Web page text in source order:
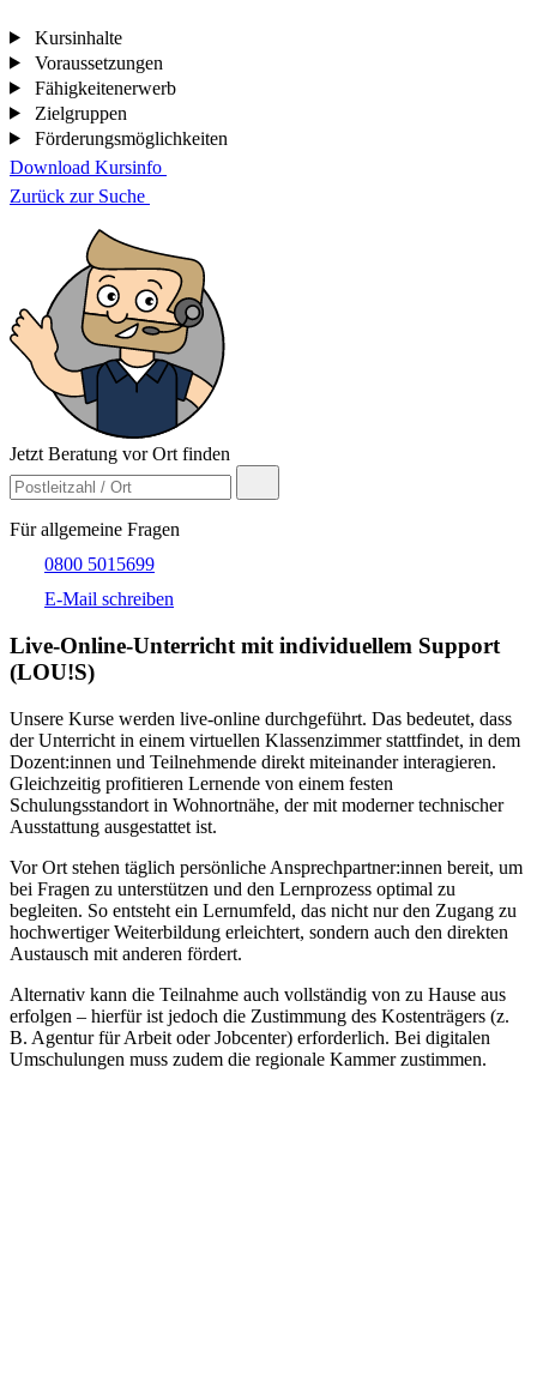
Kursinhalte
Voraussetzungen
Fähigkeitenerwerb
Zielgruppen
Förderungsmöglichkeiten
Download Kursinfo
Zurück zur Suche
Jetzt Beratung vor Ort finden
Für allgemeine Fragen
0800 5015699
E-Mail schreiben
Live-​Online-Unterricht mit individuellem Support
(LOU!S)
Unsere Kurse werden live-online durchgeführt. Das bedeutet, dass
der Unterricht in einem virtuellen Klassenzimmer stattfindet, in dem
Dozent:innen und Teilnehmende direkt miteinander interagieren.
Gleichzeitig profitieren Lernende von einem festen
Schulungsstandort in Wohnortnähe, der mit moderner technischer
Ausstattung ausgestattet ist.
Vor Ort stehen täglich persönliche Ansprechpartner:innen bereit, um
bei Fragen zu unterstützen und den Lernprozess optimal zu
begleiten. So entsteht ein Lernumfeld, das nicht nur den Zugang zu
hochwertiger Weiterbildung erleichtert, sondern auch den direkten
Austausch mit anderen fördert.
Alternativ kann die Teilnahme auch vollständig von zu Hause aus
erfolgen – hierfür ist jedoch die Zustimmung des Kostenträgers (z.
B. Agentur für Arbeit oder Jobcenter) erforderlich. Bei digitalen
Umschulungen muss zudem die regionale Kammer zustimmen.